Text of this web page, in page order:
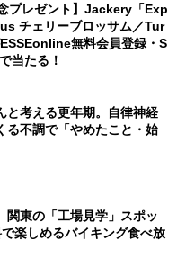
プレゼント】Jackery「Exp
チェリーブロッサム／Tur
無料会員登録・S
当たる！
と考える更年期。自律神経
る不調で「やめたこと・始
関東の「工場見学」スポッ
で楽しめるバイキング食べ放